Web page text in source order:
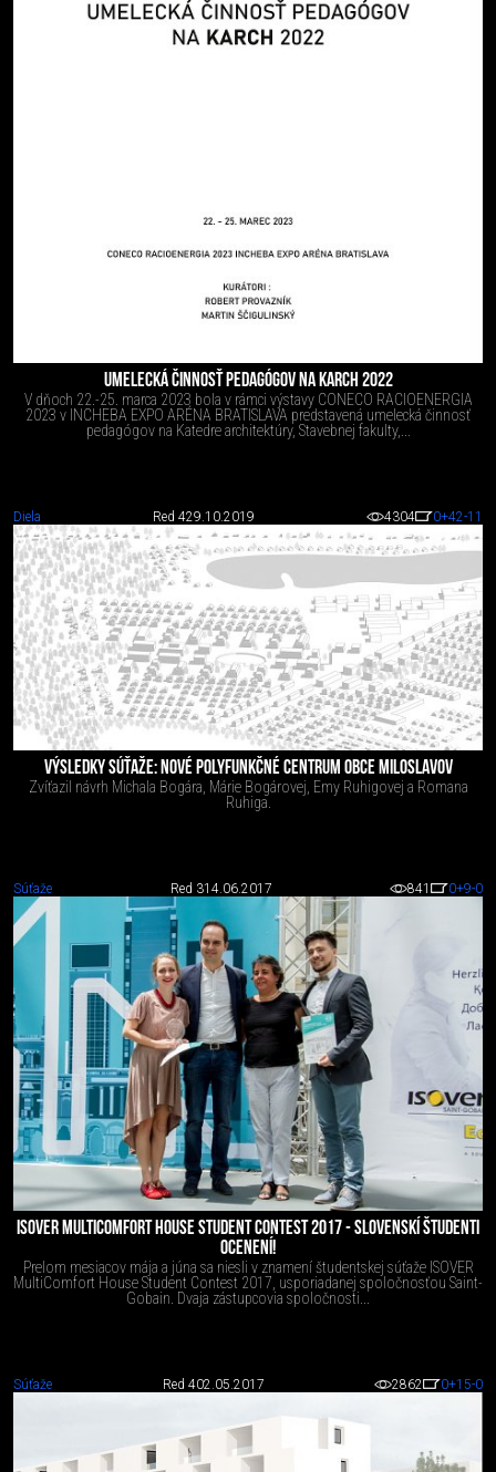
UMELECKÁ ČINNOSŤ PEDAGÓGOV NA KARCH 2022
V dňoch 22.-25. marca 2023 bola v rámci výstavy CONECO RACIOENERGIA
2023 v INCHEBA EXPO ARÉNA BRATISLAVA predstavená umelecká činnosť
pedagógov na Katedre architektúry, Stavebnej fakulty,...
Diela Red 429.10.2019 4304 0+42-11
VÝSLEDKY SÚŤAŽE: NOVÉ POLYFUNKČNÉ CENTRUM OBCE MILOSLAVOV
Zvíťazil návrh Michala Bogára, Márie Bogárovej, Emy Ruhigovej a Romana
Ruhiga.
Súťaže Red 314.06.2017 841 0+9-0
ISOVER MULTICOMFORT HOUSE STUDENT CONTEST 2017 - SLOVENSKÍ ŠTUDENTI
OCENENÍ!
Prelom mesiacov mája a júna sa niesli v znamení študentskej súťaže ISOVER
MultiComfort House Student Contest 2017, usporiadanej spoločnosťou Saint-
Gobain. Dvaja zástupcovia spoločnosti...
Súťaže Red 402.05.2017 2862 0+15-0